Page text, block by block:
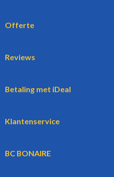
Offerte
Reviews
Betaling met iDeal
Klantenservice
BC BONAIRE